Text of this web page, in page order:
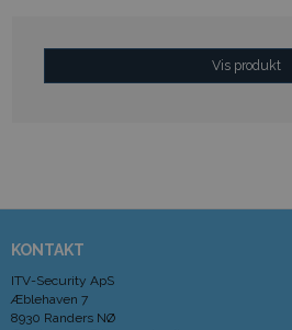
Vis produkt
KONTAKT
ITV-Security ApS
Æblehaven 7
8930 Randers NØ